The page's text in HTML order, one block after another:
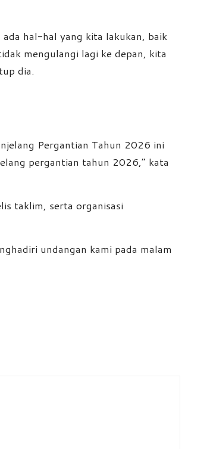
ada hal-hal yang kita lakukan, baik
mengulangi lagi ke depan, kita
dia.
Pergantian Tahun 2026 ini
pergantian tahun 2026,” kata
taklim, serta organisasi
undangan kami pada malam